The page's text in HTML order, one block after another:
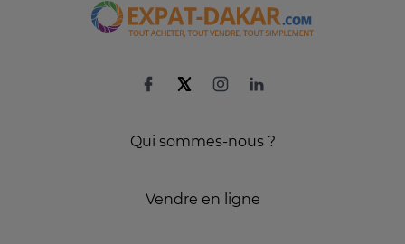
Qui sommes-nous ?
Vendre en ligne